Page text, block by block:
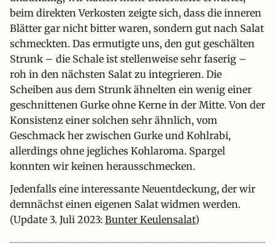
beim direkten Verkosten zeigte sich, dass die inneren
Blätter gar nicht bitter waren, sondern gut nach Salat
schmeckten. Das ermutigte uns, den gut geschälten
Strunk – die Schale ist stellenweise sehr faserig –
roh in den nächsten Salat zu integrieren. Die
Scheiben aus dem Strunk ähnelten ein wenig einer
geschnittenen Gurke ohne Kerne in der Mitte. Von der
Konsistenz einer solchen sehr ähnlich, vom
Geschmack her zwischen Gurke und Kohlrabi,
allerdings ohne jegliches Kohlaroma. Spargel
konnten wir keinen herausschmecken.
Jedenfalls eine interessante Neuentdeckung, der wir
demnächst einen eigenen Salat widmen werden.
(Update 3. Juli 2023: Bunter Keulensalat)